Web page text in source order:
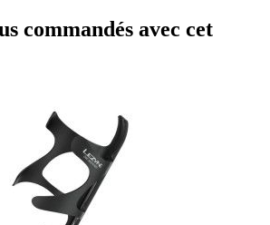
commandés avec cet